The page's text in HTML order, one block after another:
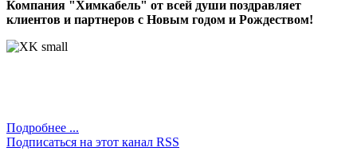
Компания "Химкабель" от всей души поздравляет
клиентов и партнеров с Новым годом и Рождеством!
Подробнее ...
Подписаться на этот канал RSS